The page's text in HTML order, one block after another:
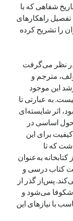
شفاهی که با
راهکارهای
را تشریح کرده
در نظر می‌گرفت
مترجم و
این موجود
به عبارتی تا
اثر شایسته‌ای
اساسی در
برای این
که تا
به‌عنوان
کتاب درسی و
پس‌از گذر از
شکوفا می‌شود و
با نیازهای این